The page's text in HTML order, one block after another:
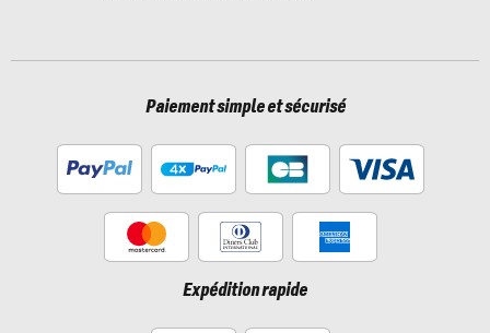
Paiement simple et sécurisé
Expédition rapide